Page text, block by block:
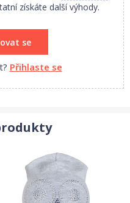
získáte další výhody.
se
Přihlaste se